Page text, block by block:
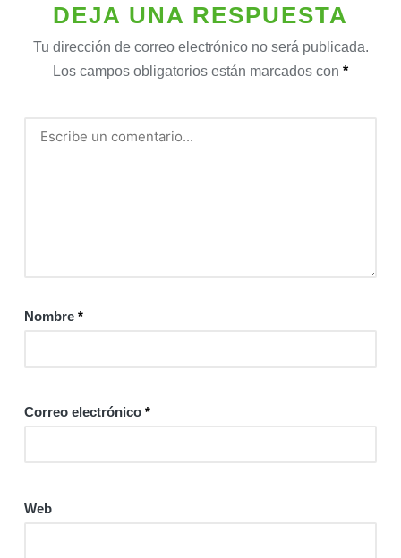
DEJA UNA RESPUESTA
Tu dirección de correo electrónico no será publicada.
Los campos obligatorios están marcados con *
Nombre *
Correo electrónico *
Web